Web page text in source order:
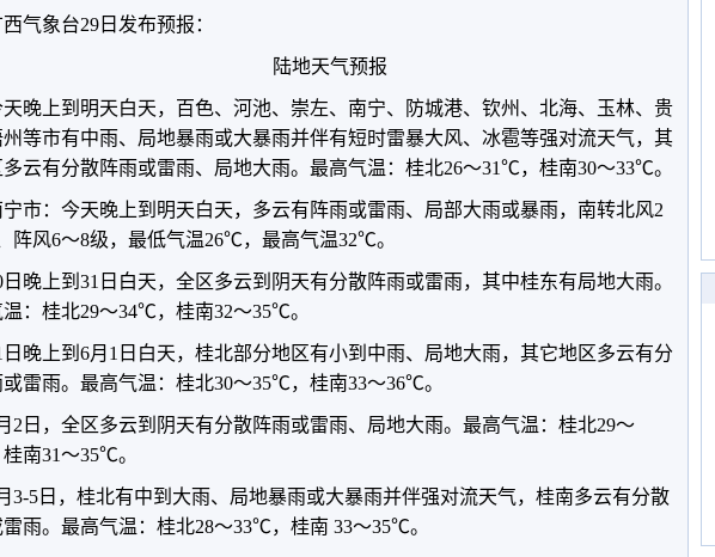
西气象台29日发布预报：
陆地天气预报
天晚上到明天白天，百色、河池、崇左、南宁、防城港、钦州、北海、玉林、贵
等市有中雨、局地暴雨或大暴雨并伴有短时雷暴大风、冰雹等强对流天气，其
多云有分散阵雨或雷雨、局地大雨。最高气温：桂北26～31℃，桂南30～33℃。
宁市：今天晚上到明天白天，多云有阵雨或雷雨、局部大雨或暴雨，南转北风2
阵风6～8级，最低气温26℃，最高气温32℃。
日晚上到31日白天，全区多云到阴天有分散阵雨或雷雨，其中桂东有局地大雨。
：桂北29～34℃，桂南32～35℃。
日晚上到6月1日白天，桂北部分地区有小到中雨、局地大雨，其它地区多云有分
雷雨。最高气温：桂北30～35℃，桂南33～36℃。
2日，全区多云到阴天有分散阵雨或雷雨、局地大雨。最高气温：桂北29～
南31～35℃。
3-5日，桂北有中到大雨、局地暴雨或大暴雨并伴强对流天气，桂南多云有分散
雷雨。最高气温：桂北28～33℃，桂南 33～35℃。